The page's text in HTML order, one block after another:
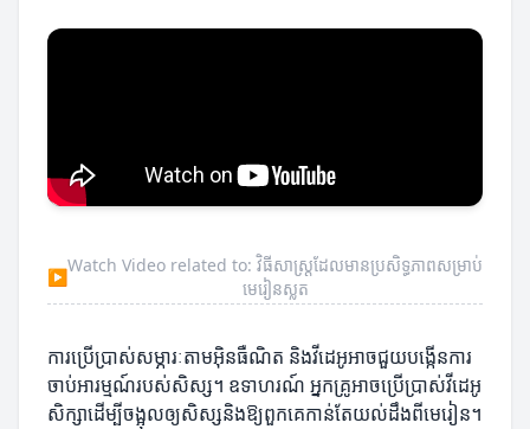
▶
Watch Video related to: វិធីសាស្ត្រដែលមានប្រសិទ្ធភាពសម្រាប់
មេរៀនស្លត
ការប្រើប្រាស់សម្ភារៈតាមអ៊ិនធឺណិត និងវីដេអូអាចជួយបង្កើនការ
ចាប់អារម្មណ៍របស់សិស្ស។ ឧទាហរណ៍ អ្នកគ្រូអាចប្រើប្រាស់វីដេអូ
សិក្សាដើម្បីចង្អុលឲ្យសិស្សនិងឱ្យពួកគេកាន់តែយល់ដឹងពីមេរៀន។